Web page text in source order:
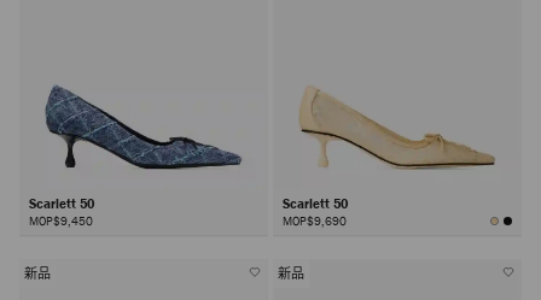
Scarlett 50
MOP$9,450
Scarlett 50
MOP$9,690
新品 新品